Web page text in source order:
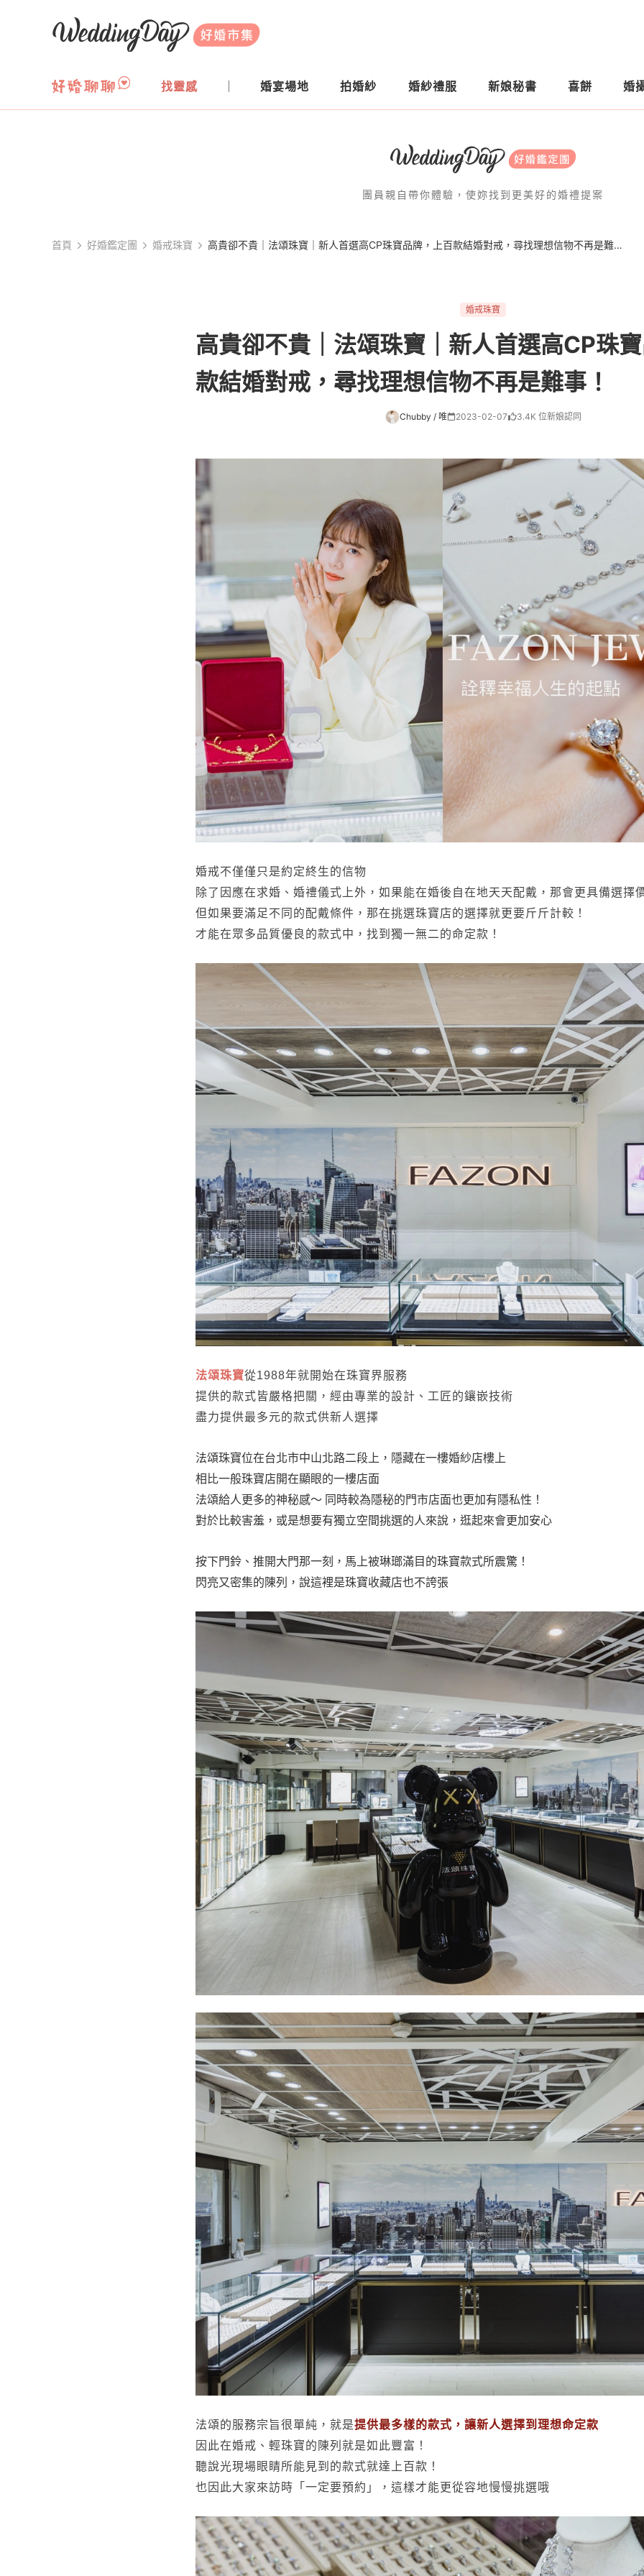
WeddingDay 好婚市集
找靈感 婚宴場地 拍婚紗 婚紗禮服 新娘秘書 喜餅 婚
團員親自帶你體驗，使妳找到更美好的婚禮提案
首頁 好婚鑑定團 婚戒珠寶 高貴卻不貴｜法頌珠寶｜新人首選高CP珠寶品牌，上百款結婚對戒，尋找理想信物不再是難事！
婚戒珠寶
高貴卻不貴｜法頌珠寶｜新人首選高CP珠
款結婚對戒，尋找理想信物不再是難事！
Chubby / 唯 2023-02-07 3.4K 位新娘認同
婚戒不僅僅只是約定終生的信物
除了因應在求婚、婚禮儀式上外，如果能在婚後自在地天天配戴，那會更具備選擇
但如果要滿足不同的配戴條件，那在挑選珠寶店的選擇就更要斤斤計較！
才能在眾多品質優良的款式中，找到獨一無二的命定款！
法頌珠寶從1988年就開始在珠寶界服務
提供的款式皆嚴格把關，經由專業的設計、工匠的鑲嵌技術
盡力提供最多元的款式供新人選擇
法頌珠寶位在台北市中山北路二段上，隱藏在一樓婚紗店樓上
相比一般珠寶店開在顯眼的一樓店面
法頌給人更多的神秘感～ 同時較為隱秘的門市店面也更加有隱私性！
對於比較害羞，或是想要有獨立空間挑選的人來說，逛起來會更加安心
按下門鈴、推開大門那一刻，馬上被琳瑯滿目的珠寶款式所震驚！
閃亮又密集的陳列，說這裡是珠寶收藏店也不誇張
法頌的服務宗旨很單純，就是提供最多樣的款式，讓新人選擇到理想命定款
因此在婚戒、輕珠寶的陳列就是如此豐富！
聽說光現場眼睛所能見到的款式就達上百款！
也因此大家來訪時「一定要預約」，這樣才能更從容地慢慢挑選哦